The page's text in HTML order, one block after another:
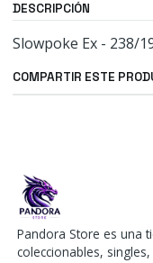
DESCRIPCIÓN
Slowpoke Ex - 238/
COMPARTIR ESTE
Pandora Store es una
coleccionables,